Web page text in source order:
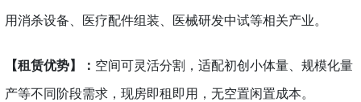
用消杀设备、医疗配件组装、医械研发中试等相关产业。
【租赁优势】： 空间可灵活分割，适配初创小体量、规模化量
产等不同阶段需求，现房即租即用，无空置闲置成本。